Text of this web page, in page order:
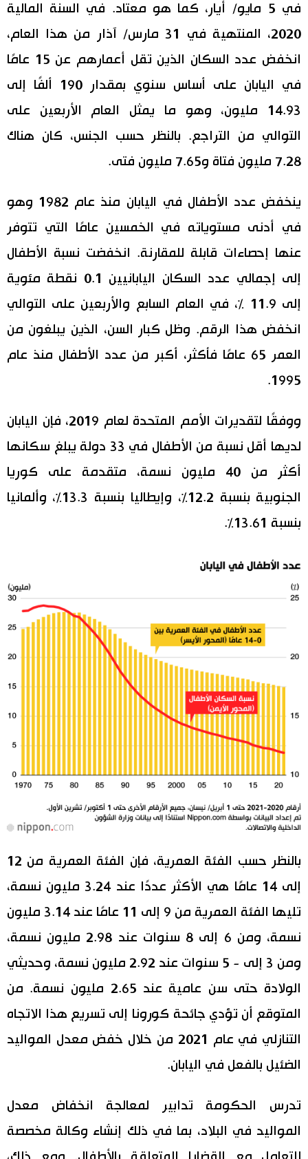
ثقافة
لايف ستايل
طوكيو
في 5 مايو/ أيار، كما هو معتاد. في السنة المالية
2020، المنتهية في 31 مارس/ آذار من هذا العام،
انخفض عدد السكان الذين تقل أعمارهم عن 15 عامًا
في اليابان على أساس سنوي بمقدار 190 ألفًا إلى
14.93 مليون، وهو ما يمثل العام الأربعين على
التوالي من التراجع. بالنظر حسب الجنس، كان هناك
7.28 مليون فتاة و7.65 مليون فتى.
ينخفض عدد الأطفال في اليابان منذ عام 1982 وهو
في أدنى مستوياته في الخمسين عامًا التي تتوفر
عنها إحصاءات قابلة للمقارنة. انخفضت نسبة الأطفال
إلى إجمالي عدد السكان اليابانيين 0.1 نقطة مئوية
إلى 11.9 ٪، في العام السابع والأربعين على التوالي
انخفض هذا الرقم. وظل كبار السن، الذين يبلغون من
العمر 65 عامًا فأكثر، أكبر من عدد الأطفال منذ عام
1995.
ووفقًا لتقديرات الأمم المتحدة لعام 2019، فإن اليابان
لديها أقل نسبة من الأطفال في 33 دولة يبلغ سكانها
أكثر من 40 مليون نسمة، متقدمة على كوريا
الجنوبية بنسبة 12.2٪، وإيطاليا بنسبة 13.3٪، وألمانيا
بنسبة 13.61٪.
بالنظر حسب الفئة العمرية، فإن الفئة العمرية من 12
إلى 14 عامًا هي الأكثر عددًا عند 3.24 مليون نسمة،
تليها الفئة العمرية من 9 إلى 11 عامًا عند 3.14 مليون
نسمة، ومن 6 إلى 8 سنوات عند 2.98 مليون نسمة،
ومن 3 إلى - 5 سنوات عند 2.92 مليون نسمة، وحديثي
الولادة حتى سن عامية عند 2.65 مليون نسمة. من
المتوقع أن تؤدي جائحة كورونا إلى تسريع هذا الاتجاه
التنازلي في عام 2021 من خلال خفض معدل المواليد
الضئيل بالفعل في اليابان.
تدرس الحكومة تدابير لمعالجة انخفاض معدل
المواليد في البلاد، بما في ذلك إنشاء وكالة مخصصة